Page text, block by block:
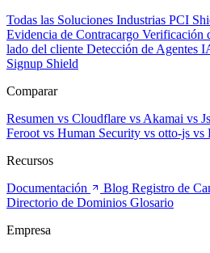
Todas las Soluciones Industrias PCI
Evidencia de Contracargo Verificación
lado del cliente Detección de Agentes
Signup Shield
Comparar
Resumen vs Cloudflare vs Akamai vs
Feroot vs Human Security vs otto-js vs
Recursos
Documentación
Blog Registro de
Directorio de Dominios Glosario
Empresa